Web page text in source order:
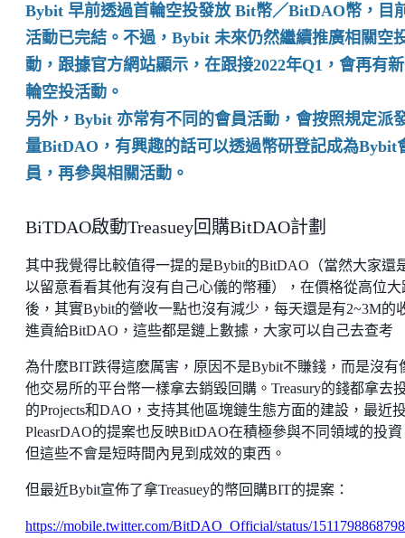
Bybit 早前透過首輪空投發放 Bit幣／BitDAO幣，目
活動已完結。不過，Bybit 未來仍然繼續推廣相關空
動，跟據官方網站顯示，在跟接2022年Q1，會再有
輪空投活動。
另外，Bybit 亦常有不同的會員活動，會按照規定派
量BitDAO，有興趣的話可以透過幣研登記成為Bybit
員，再參與相關活動。
BiTDAO啟動Treasuey回購BitDAO計劃
其中我覺得比較值得一提的是Bybit的BitDAO（當然大家還
以留意看看其他有沒有自己心儀的幣種），在價格從高位大
後，其實Bybit的營收一點也沒有減少，每天還是有2~3M的
進貢給BitDAO，這些都是鏈上數據，大家可以自己去查考
為什麽BIT跌得這麽厲害，原因不是Bybit不賺錢，而是沒有
他交易所的平台幣一樣拿去銷毀回購。Treasury的錢都拿去
的Projects和DAO，支持其他區塊鏈生態方面的建設，最近
PleasrDAO的提案也反映BitDAO在積極參與不同領域的投資
但這些不會是短時間內見到成效的東西。
但最近Bybit宣佈了拿Treasuey的幣回購BIT的提案：
https://mobile.twitter.com/BitDAO_Official/status/